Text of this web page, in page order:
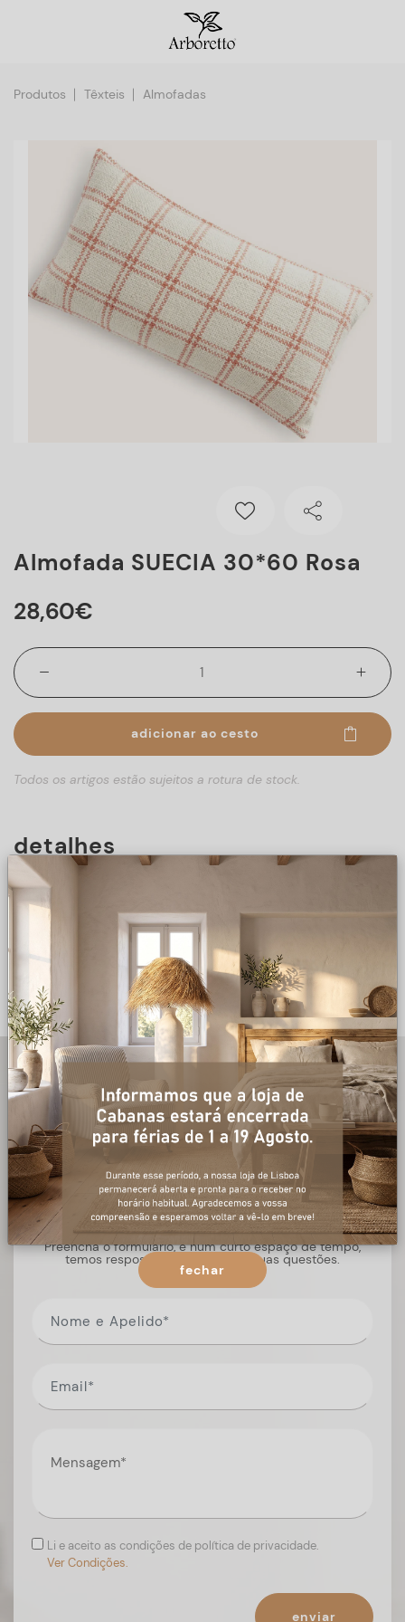
Produtos Têxteis Almofadas
Almofada SUECIA 30*60 Rosa
28,60€
adicionar ao cesto
Todos os artigos estão sujeitos a rotura de stock.
detalhes
DESCRIÇÃO
+ informações
Preencha o formulário, e num curto espaço de tempo,
temos respostas para todas as suas questões.
Li e aceito as condições de política de privacidade.
Ver Condições.
enviar
fechar